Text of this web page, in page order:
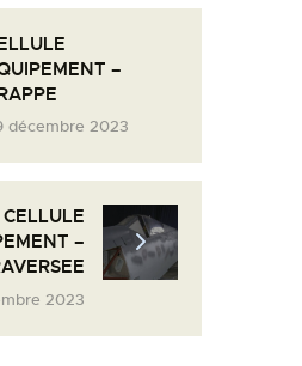
L’AIR
DE
–
décembre 2023
CELLULE
–
2023